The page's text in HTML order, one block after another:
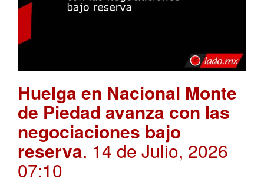
Huelga en Nacional Monte
de Piedad avanza con las
negociaciones bajo
reserva. 14 de Julio, 2026
07:10